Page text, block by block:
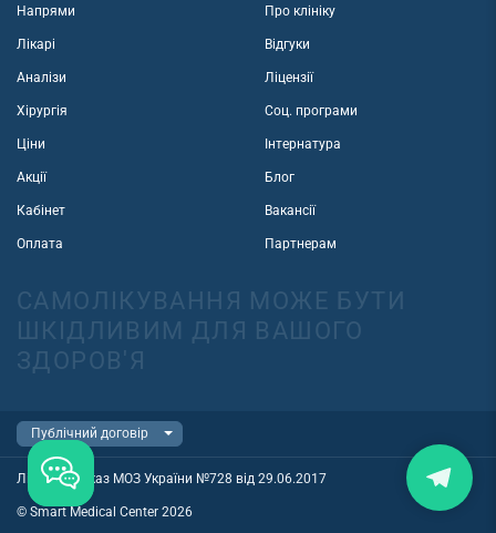
Напрями
Лікарі
Аналізи
Хірургія
Ціни
Акції
Кабінет
Оплата
Про клініку
Відгуки
Ліцензії
Соц. програми
Інтернатура
Блог
Вакансії
Партнерам
САМОЛІКУВАННЯ МОЖЕ БУТИ
ШКІДЛИВИМ ДЛЯ ВАШОГО
ЗДОРОВ'Я
Ліцензія наказ МОЗ України №728 від 29.06.2017
© Smart Medical Center 2026